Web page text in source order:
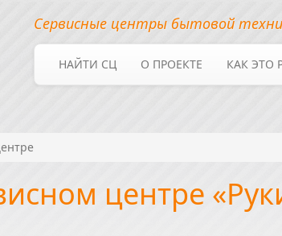
Сервисные центры бытовой
НАЙТИ СЦ О ПРОЕКТЕ КАК ЭТО
центре